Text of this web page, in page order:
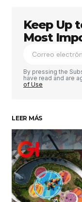
Tu dirección
publicada. Los
marcados con
Comentario *
Su nombre*
Tu correo
Guardar mi
web en este
Keep Up
Most
By pressing the
have read and are
of Use
LEER MÁS